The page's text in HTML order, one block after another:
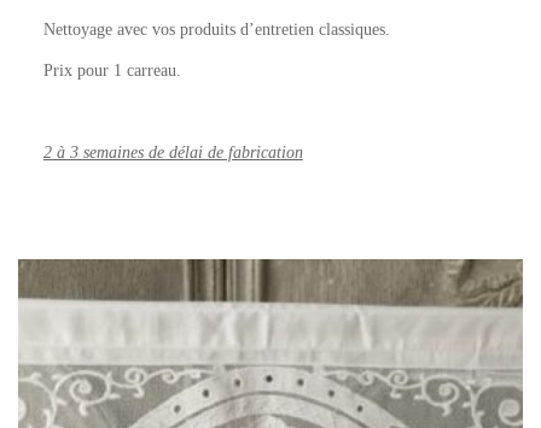
Nettoyage avec vos produits d’entretien classiques.
Prix pour 1 carreau.
2 à 3 semaines de délai de fabrication